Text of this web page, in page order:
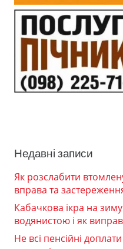
Недавні записи
Як розслабити
вправа та
Кабачкова ікра на
водянистою і як
Не всі пенсійні